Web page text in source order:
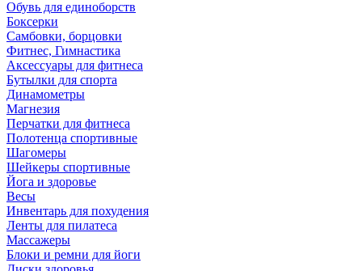
Обувь для единоборств
Боксерки
Самбовки, борцовки
Фитнес, Гимнастика
Аксессуары для фитнеса
Бутылки для спорта
Динамометры
Магнезия
Перчатки для фитнеса
Полотенца спортивные
Шагомеры
Шейкеры спортивные
Йога и здоровье
Весы
Инвентарь для похудения
Ленты для пилатеса
Массажеры
Блоки и ремни для йоги